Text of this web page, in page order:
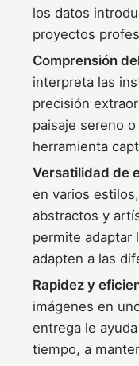
los datos
proyectos
Comprensión
interpreta las
precisión
paisaje sereno
herramienta
Versatilidad de
en varios
abstractos y
permite adaptar
adapten a las
Rapidez y
imágenes en
entrega le
tiempo, a